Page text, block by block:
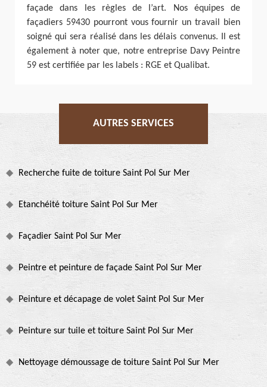
façade dans les règles de l’art. Nos équipes de
façadiers 59430 pourront vous fournir un travail bien
soigné qui sera réalisé dans les délais convenus. Il est
également à noter que, notre entreprise Davy Peintre
59 est certifiée par les labels : RGE et Qualibat.
AUTRES SERVICES
Recherche fuite de toiture Saint Pol Sur Mer
Etanchéité toiture Saint Pol Sur Mer
Façadier Saint Pol Sur Mer
Peintre et peinture de façade Saint Pol Sur Mer
Peinture et décapage de volet Saint Pol Sur Mer
Peinture sur tuile et toiture Saint Pol Sur Mer
Nettoyage démoussage de toiture Saint Pol Sur Mer